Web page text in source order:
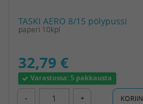
TASKI AERO 8/15 pölypussi
paperi 10kpl
32,79 €
Varastossa:5 pakkausta
- + KORIIN